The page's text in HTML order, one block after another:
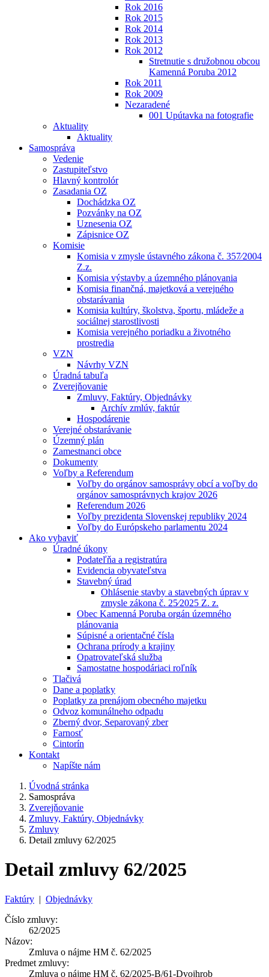
Rok 2016
Rok 2015
Rok 2014
Rok 2013
Rok 2012
Stretnutie s družobnou obcou
Kamenná Poruba 2012
Rok 2011
Rok 2009
Nezaradené
001 Upútavka na fotografie
Aktuality
Aktuality
Samospráva
Vedenie
Zastupiteľstvo
Hlavný kontrolór
Zasadania OZ
Dochádzka OZ
Pozvánky na OZ
Uznesenia OZ
Zápisnice OZ
Komisie
Komisia v zmysle ústavného zákona č. 357⁄2004
Z.z.
Komisia výstavby a územného plánovania
Komisia finančná, majetková a verejného
obstarávania
Komisia kultúry, školstva, športu, mládeže a
sociálnej starostlivosti
Komisia verejného poriadku a životného
prostredia
VZN
Návrhy VZN
Úradná tabuľa
Zverejňovanie
Zmluvy, Faktúry, Objednávky
Archív zmlúv, faktúr
Hospodárenie
Verejné obstarávanie
Územný plán
Zamestnanci obce
Dokumenty
Voľby a Referendum
Voľby do orgánov samosprávy obcí a voľby do
orgánov samosprávnych krajov 2026
Referendum 2026
Voľby prezidenta Slovenskej republiky 2024
Voľby do Európskeho parlamentu 2024
Ako vybaviť
Úradné úkony
Podateľňa a registratúra
Evidencia obyvateľstva
Stavebný úrad
Ohlásenie stavby a stavebných úprav v
zmysle zákona č. 25⁄2025 Z. z.
Obec Kamenná Poruba orgán územného
plánovania
Súpisné a orientačné čísla
Ochrana prírody a krajiny
Opatrovateľská služba
Samostatne hospodáriaci roľník
Tlačivá
Dane a poplatky
Poplatky za prenájom obecného majetku
Odvoz komunálneho odpadu
Zberný dvor, Separovaný zber
Farnosť
Cintorín
Kontakt
Napíšte nám
Úvodná stránka
Samospráva
Zverejňovanie
Zmluvy, Faktúry, Objednávky
Zmluvy
Detail zmluvy 62/2025
Detail zmluvy 62/2025
Faktúry | Objednávky
Číslo zmluvy:
62/2025
Názov:
Zmluva o nájme HM č. 62/2025
Predmet zmluvy:
Zmluva o nájme HM č. 62/2025-B/61-Dvojhrob